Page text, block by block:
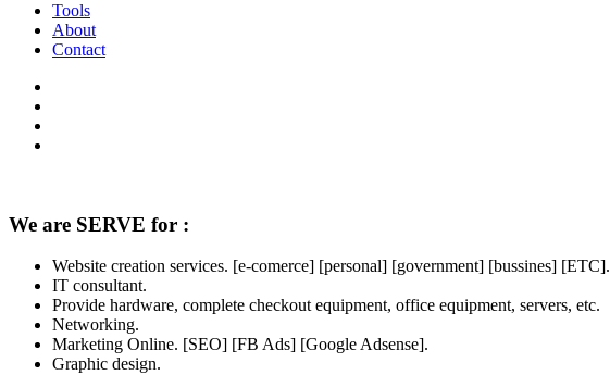
Tools
About
Contact
We are SERVE for :
Website creation services. [e-comerce] [personal] [government] [bussines] [ETC].
IT consultant.
Provide hardware, complete checkout equipment, office equipment, servers, etc.
Networking.
Marketing Online. [SEO] [FB Ads] [Google Adsense].
Graphic design.